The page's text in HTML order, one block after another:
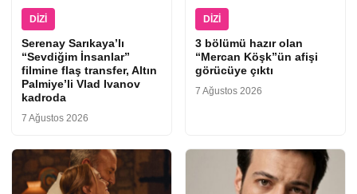
DIZI
Serenay Sarıkaya’lı
“Sevdiğim İnsanlar”
filmine flaş transfer, Altın
Palmiye’li Vlad Ivanov
kadroda
7 Ağustos 2026
DIZI
3 bölümü hazır olan
“Mercan Köşk”ün afişi
görücüye çıktı
7 Ağustos 2026